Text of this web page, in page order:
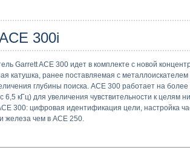
300i
Garrett ACE 300 идет в комплекте с новой
катушка, ранее поставляемая с
глубины поиска. ACE 300 работает на
6,5 кГц) для увеличения чувствительности к целям
300: цифровая идентификация цели, настройка
железа чем в ACE 250.